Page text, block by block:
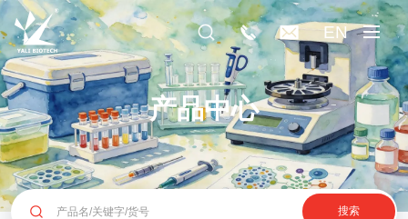
EN
产品中心
搜索